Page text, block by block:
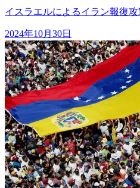
イスラエルによるイラン報復
2024年10月30日